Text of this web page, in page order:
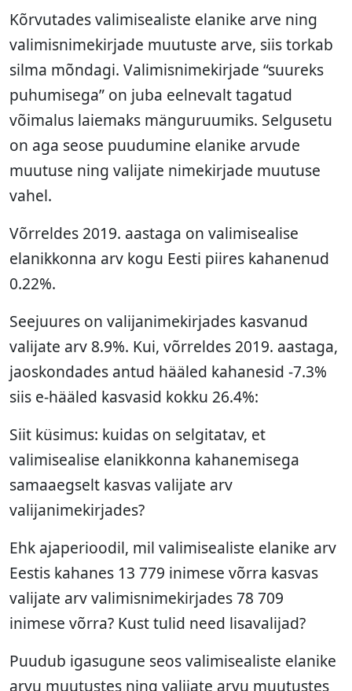
Kõrvutades valimisealiste elanike arve ning
valimisnimekirjade muutuste arve, siis torkab
silma mõndagi. Valimisnimekirjade “suureks
puhumisega” on juba eelnevalt tagatud
võimalus laiemaks mänguruumiks. Selgusetu
on aga seose puudumine elanike arvude
muutuse ning valijate nimekirjade muutuse
vahel.
Võrreldes 2019. aastaga on valimisealise
elanikkonna arv kogu Eesti piires kahanenud
0.22%.
Seejuures on valijanimekirjades kasvanud
valijate arv 8.9%. Kui, võrreldes 2019. aastaga,
jaoskondades antud hääled kahanesid -7.3%
siis e-hääled kasvasid kokku 26.4%:
Siit küsimus: kuidas on selgitatav, et
valimisealise elanikkonna kahanemisega
samaaegselt kasvas valijate arv
valijanimekirjades?
Ehk ajaperioodil, mil valimisealiste elanike arv
Eestis kahanes 13 779 inimese võrra kasvas
valijate arv valimisnimekirjades 78 709
inimese võrra? Kust tulid need lisavalijad?
Puudub igasugune seos valimisealiste elanike
arvu muutustes ning valijate arvu muutustes